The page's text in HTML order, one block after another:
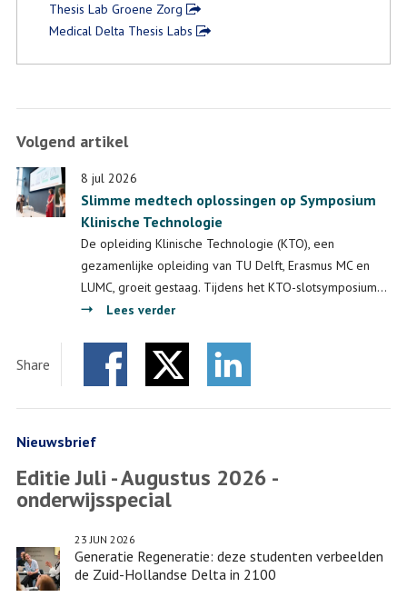
Thesis Lab Groene Zorg
Medical Delta Thesis Labs
Volgend artikel
8 jul 2026
Slimme medtech oplossingen op Symposium
Klinische Technologie
De opleiding Klinische Technologie (KTO), een
gezamenlijke opleiding van TU Delft, Erasmus MC en
LUMC, groeit gestaag. Tijdens het KTO-slotsymposium…
Lees verder
medtech
oplossingen
Share
Nieuwsbrief
Editie Juli - Augustus 2026 -
onderwijsspecial
Generatie Regeneratie: deze studenten verbeelden
de Zuid-Hollandse Delta in 2100
23 JUN 2026